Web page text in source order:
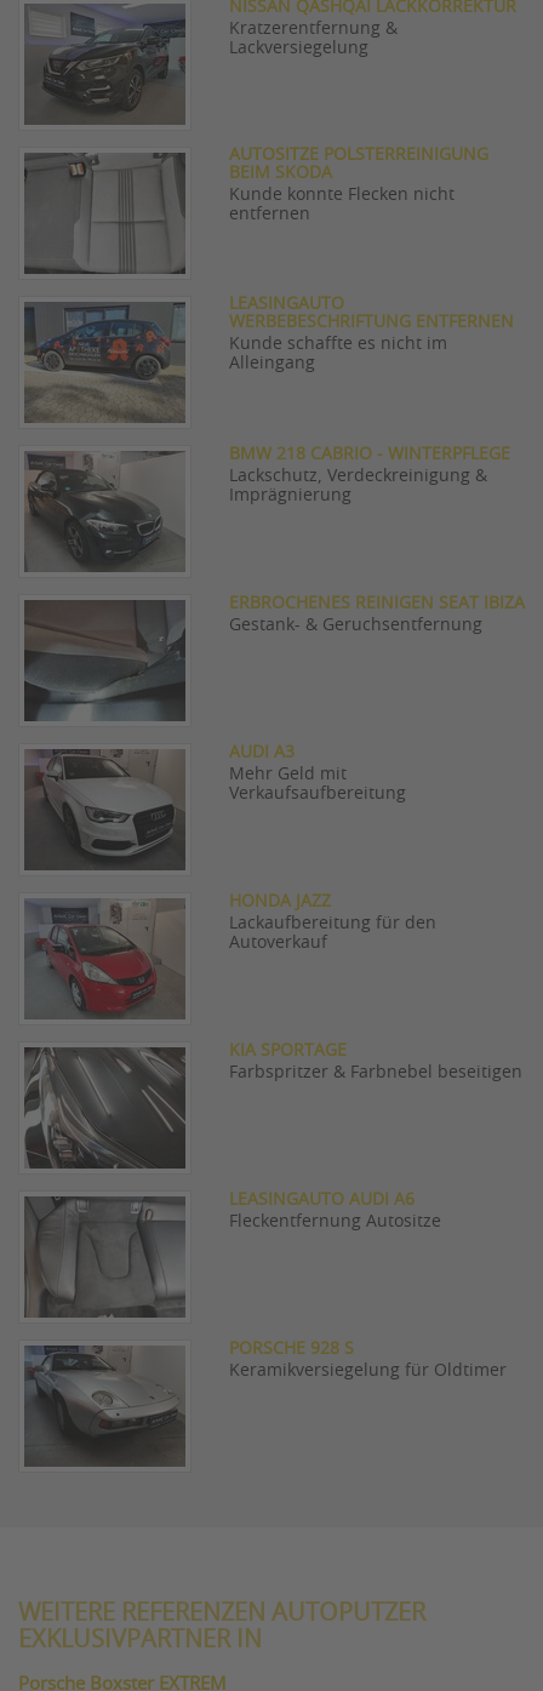
NISSAN QASHQAI LACKKORREKTUR
Kratzerentfernung &
Lackversiegelung
AUTOSITZE POLSTERREINIGUNG
BEIM SKODA
Kunde konnte Flecken nicht
entfernen
LEASINGAUTO
WERBEBESCHRIFTUNG ENTFERNEN
Kunde schaffte es nicht im
Alleingang
BMW 218 CABRIO - WINTERPFLEGE
Lackschutz, Verdeckreinigung &
Imprägnierung
ERBROCHENES REINIGEN SEAT IBIZA
Gestank- & Geruchsentfernung
AUDI A3
Mehr Geld mit
Verkaufsaufbereitung
HONDA JAZZ
Lackaufbereitung für den
Autoverkauf
KIA SPORTAGE
Farbspritzer & Farbnebel beseitigen
LEASINGAUTO AUDI A6
Fleckentfernung Autositze
PORSCHE 928 S
Keramikversiegelung für Oldtimer
WEITERE REFERENZEN AUTOPUTZER
EXKLUSIVPARTNER IN
Porsche Boxster EXTREM